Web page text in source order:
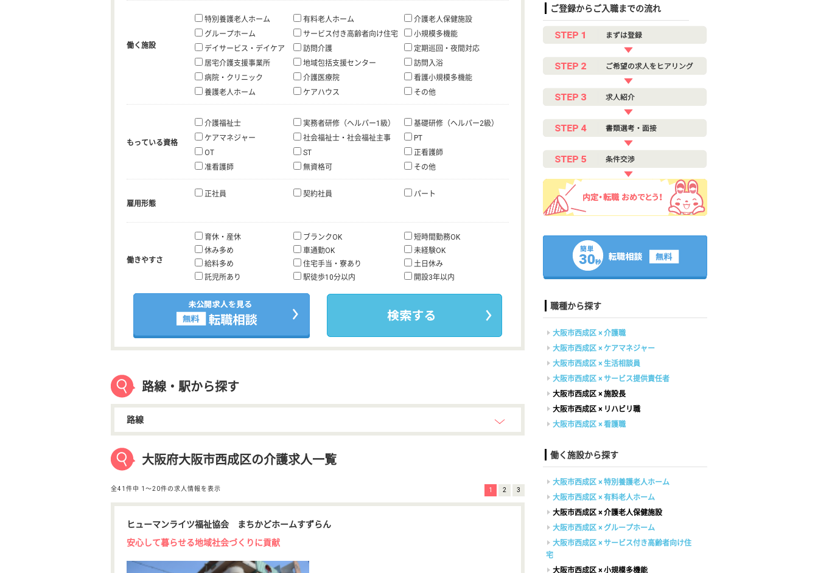
働く施設
特別養護老人ホーム 有料老人ホーム
介護老人保健施設
グループホーム
サービス付き高齢者向け住宅
小規模多機能
デイサービス・デイケア
訪問介護
定期巡回・夜間対応
居宅介護支援事業所
地域包括支援センター
訪問入浴
病院・クリニック
介護医療院
看護小規模多機能
養護老人ホーム
ケアハウス その他
もっている資格
介護福祉士 実務者研修（ヘルパー1級）
基礎研修（ヘルパー2級）
ケアマネジャー
社会福祉士・社会福祉主事
PT
OT
ST
正看護師
准看護師
無資格可 その他
雇用形態
正社員 契約社員 パート
働きやすさ
育休・産休 ブランクOK
短時間勤務OK
休み多め
車通勤OK
未経験OK
給料多め
住宅手当・寮あり
土日休み
託児所あり
駅徒歩10分以内 開設3年以内
路線・駅から探す
路線
大阪府大阪市西成区の介護求人一覧
全41件中 1〜20件の求人情報を表示 1 2 3
ヒューマンライツ福祉協会 まちかどホームすずらん
安心して暮らせる地域社会づくりに貢献
ご登録からご入職までの流れ
職種から探す
大阪市西成区 × 介護職
大阪市西成区 × ケアマネジャー
大阪市西成区 × 生活相談員
大阪市西成区 × サービス提供責任者
大阪市西成区 × 施設長
大阪市西成区 × リハビリ職
大阪市西成区 × 看護職
働く施設から探す
大阪市西成区 × 特別養護老人ホーム
大阪市西成区 × 有料老人ホーム
大阪市西成区 × 介護老人保健施設
大阪市西成区 × グループホーム
大阪市西成区 × サービス付き高齢者向け住
宅
大阪市西成区 × 小規模多機能